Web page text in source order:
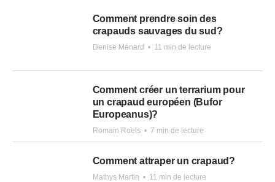
Comment prendre soin des
crapauds sauvages du sud?
Denise Ménard • 11 min de lecture
Comment créer un terrarium pour
un crapaud européen (Bufor
Europeanus)?
Romain Roels • 7 min de lecture
Comment attraper un crapaud?
Mathys Martin • 11 min de lecture